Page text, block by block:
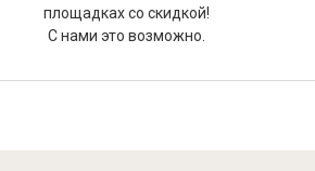
площадках со скидкой!
С нами это возможно.